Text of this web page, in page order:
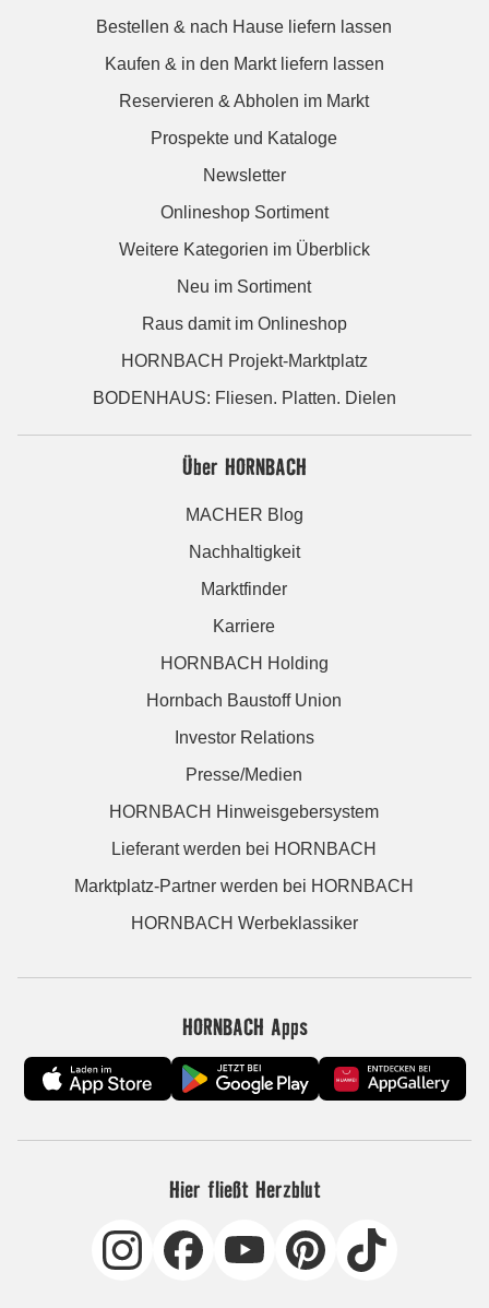
Bestellen & nach Hause liefern lassen
Kaufen & in den Markt liefern lassen
Reservieren & Abholen im Markt
Prospekte und Kataloge
Newsletter
Onlineshop Sortiment
Weitere Kategorien im Überblick
Neu im Sortiment
Raus damit im Onlineshop
HORNBACH Projekt-Marktplatz
BODENHAUS: Fliesen. Platten. Dielen
Über HORNBACH
MACHER Blog
Nachhaltigkeit
Marktfinder
Karriere
HORNBACH Holding
Hornbach Baustoff Union
Investor Relations
Presse/Medien
HORNBACH Hinweisgebersystem
Lieferant werden bei HORNBACH
Marktplatz-Partner werden bei HORNBACH
HORNBACH Werbeklassiker
HORNBACH Apps
Hier fließt Herzblut